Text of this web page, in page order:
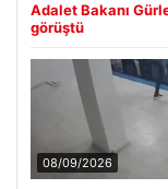
Adalet Bakanı
görüştü
08/09/2026